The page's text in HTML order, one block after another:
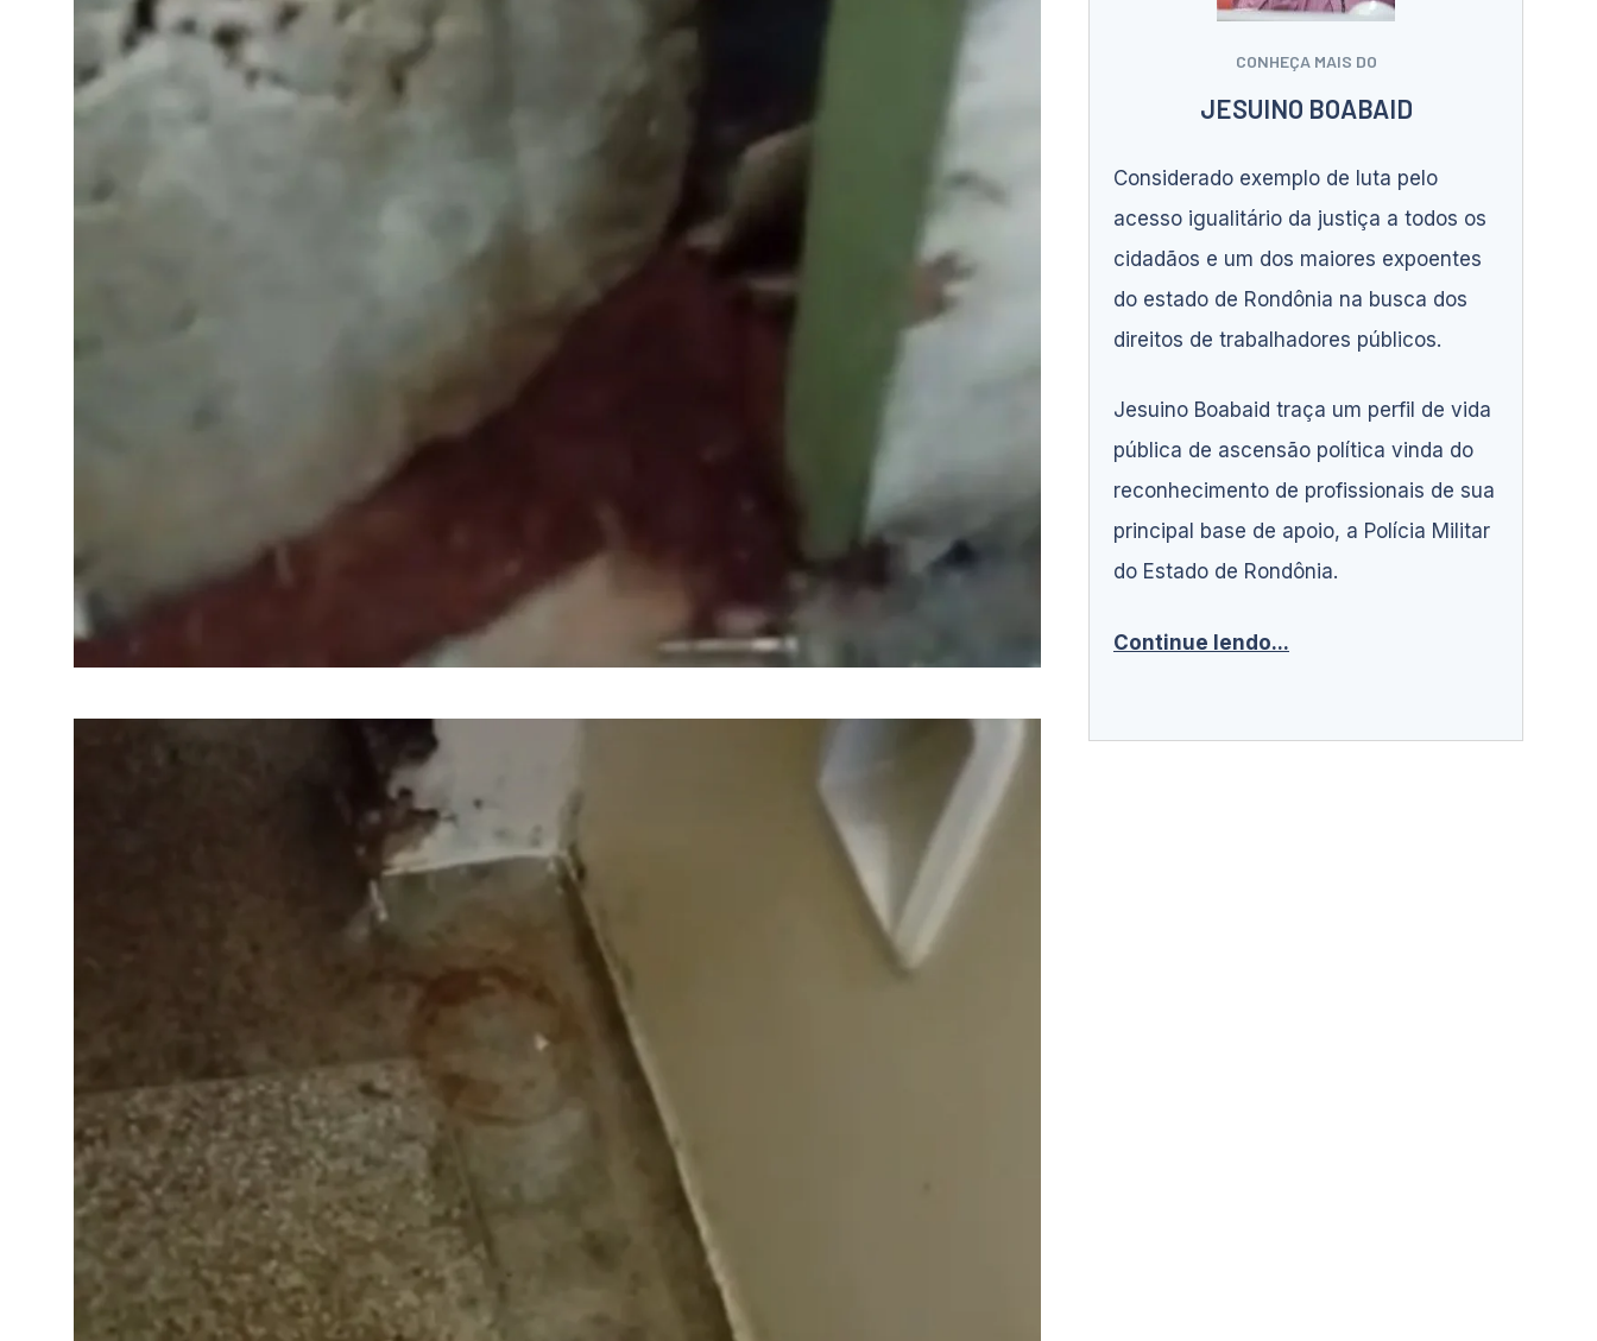
CONHEÇA MAIS DO
JESUINO BOABAID
Considerado exemplo de luta pelo
acesso igualitário da justiça a todos os
cidadãos e um dos maiores expoentes
do estado de Rondônia na busca dos
direitos de trabalhadores públicos.
Jesuino Boabaid traça um perfil de vida
pública de ascensão política vinda do
reconhecimento de profissionais de sua
principal base de apoio, a Polícia Militar
do Estado de Rondônia.
Continue lendo...